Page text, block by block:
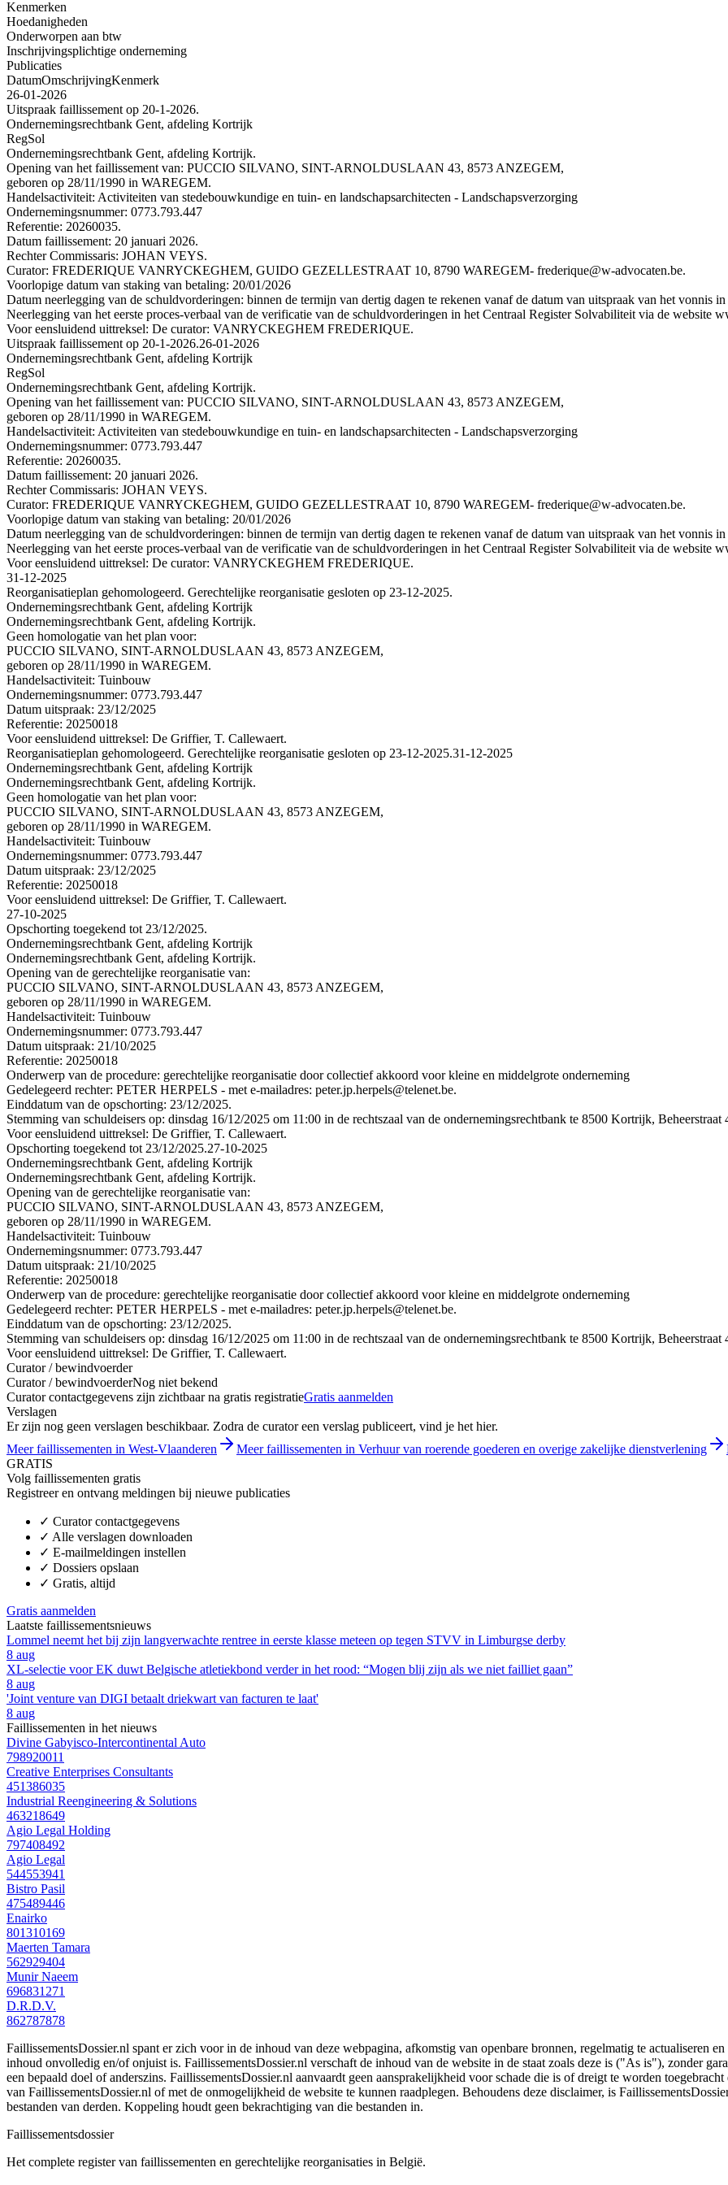
Kenmerken
Hoedanigheden
Onderworpen aan btw
Inschrijvingsplichtige onderneming
Publicaties
DatumOmschrijvingKenmerk
26-01-2026
Uitspraak faillissement op 20-1-2026.
Ondernemingsrechtbank Gent, afdeling Kortrijk
RegSol
Ondernemingsrechtbank Gent, afdeling Kortrijk.
Opening van het faillissement van: PUCCIO SILVANO, SINT-ARNOLDUSLAAN 43, 8573 ANZEGEM,
geboren op 28/11/1990 in WAREGEM.
Handelsactiviteit: Activiteiten van stedebouwkundige en tuin- en landschapsarchitecten - Landschapsverzorging
Ondernemingsnummer: 0773.793.447
Referentie: 20260035.
Datum faillissement: 20 januari 2026.
Rechter Commissaris: JOHAN VEYS.
Curator: FREDERIQUE VANRYCKEGHEM, GUIDO GEZELLESTRAAT 10, 8790 WAREGEM- frederique@w-advocaten.be.
Voorlopige datum van staking van betaling: 20/01/2026
Datum neerlegging van de schuldvorderingen: binnen de termijn van dertig dagen te rekenen vanaf de datum van uitspraak van het vonnis
Neerlegging van het eerste proces-verbaal van de verificatie van de schuldvorderingen in het Centraal Register Solvabiliteit via de website
Voor eensluidend uittreksel: De curator: VANRYCKEGHEM FREDERIQUE.
Uitspraak faillissement op 20-1-2026.26-01-2026
Ondernemingsrechtbank Gent, afdeling Kortrijk
RegSol
Ondernemingsrechtbank Gent, afdeling Kortrijk.
Opening van het faillissement van: PUCCIO SILVANO, SINT-ARNOLDUSLAAN 43, 8573 ANZEGEM,
geboren op 28/11/1990 in WAREGEM.
Handelsactiviteit: Activiteiten van stedebouwkundige en tuin- en landschapsarchitecten - Landschapsverzorging
Ondernemingsnummer: 0773.793.447
Referentie: 20260035.
Datum faillissement: 20 januari 2026.
Rechter Commissaris: JOHAN VEYS.
Curator: FREDERIQUE VANRYCKEGHEM, GUIDO GEZELLESTRAAT 10, 8790 WAREGEM- frederique@w-advocaten.be.
Voorlopige datum van staking van betaling: 20/01/2026
Datum neerlegging van de schuldvorderingen: binnen de termijn van dertig dagen te rekenen vanaf de datum van uitspraak van het vonnis
Neerlegging van het eerste proces-verbaal van de verificatie van de schuldvorderingen in het Centraal Register Solvabiliteit via de website
Voor eensluidend uittreksel: De curator: VANRYCKEGHEM FREDERIQUE.
31-12-2025
Reorganisatieplan gehomologeerd. Gerechtelijke reorganisatie gesloten op 23-12-2025.
Ondernemingsrechtbank Gent, afdeling Kortrijk
Ondernemingsrechtbank Gent, afdeling Kortrijk.
Geen homologatie van het plan voor:
PUCCIO SILVANO, SINT-ARNOLDUSLAAN 43, 8573 ANZEGEM,
geboren op 28/11/1990 in WAREGEM.
Handelsactiviteit: Tuinbouw
Ondernemingsnummer: 0773.793.447
Datum uitspraak: 23/12/2025
Referentie: 20250018
Voor eensluidend uittreksel: De Griffier, T. Callewaert.
Reorganisatieplan gehomologeerd. Gerechtelijke reorganisatie gesloten op 23-12-2025.31-12-2025
Ondernemingsrechtbank Gent, afdeling Kortrijk
Ondernemingsrechtbank Gent, afdeling Kortrijk.
Geen homologatie van het plan voor:
PUCCIO SILVANO, SINT-ARNOLDUSLAAN 43, 8573 ANZEGEM,
geboren op 28/11/1990 in WAREGEM.
Handelsactiviteit: Tuinbouw
Ondernemingsnummer: 0773.793.447
Datum uitspraak: 23/12/2025
Referentie: 20250018
Voor eensluidend uittreksel: De Griffier, T. Callewaert.
27-10-2025
Opschorting toegekend tot 23/12/2025.
Ondernemingsrechtbank Gent, afdeling Kortrijk
Ondernemingsrechtbank Gent, afdeling Kortrijk.
Opening van de gerechtelijke reorganisatie van:
PUCCIO SILVANO, SINT-ARNOLDUSLAAN 43, 8573 ANZEGEM,
geboren op 28/11/1990 in WAREGEM.
Handelsactiviteit: Tuinbouw
Ondernemingsnummer: 0773.793.447
Datum uitspraak: 21/10/2025
Referentie: 20250018
Onderwerp van de procedure: gerechtelijke reorganisatie door collectief akkoord voor kleine en middelgrote onderneming
Gedelegeerd rechter: PETER HERPELS - met e-mailadres: peter.jp.herpels@telenet.be.
Einddatum van de opschorting: 23/12/2025.
Stemming van schuldeisers op: dinsdag 16/12/2025 om 11:00 in de rechtszaal van de ondernemingsrechtbank te 8500 Kortrijk, Beheerstraat
Voor eensluidend uittreksel: De Griffier, T. Callewaert.
Opschorting toegekend tot 23/12/2025.27-10-2025
Ondernemingsrechtbank Gent, afdeling Kortrijk
Ondernemingsrechtbank Gent, afdeling Kortrijk.
Opening van de gerechtelijke reorganisatie van:
PUCCIO SILVANO, SINT-ARNOLDUSLAAN 43, 8573 ANZEGEM,
geboren op 28/11/1990 in WAREGEM.
Handelsactiviteit: Tuinbouw
Ondernemingsnummer: 0773.793.447
Datum uitspraak: 21/10/2025
Referentie: 20250018
Onderwerp van de procedure: gerechtelijke reorganisatie door collectief akkoord voor kleine en middelgrote onderneming
Gedelegeerd rechter: PETER HERPELS - met e-mailadres: peter.jp.herpels@telenet.be.
Einddatum van de opschorting: 23/12/2025.
Stemming van schuldeisers op: dinsdag 16/12/2025 om 11:00 in de rechtszaal van de ondernemingsrechtbank te 8500 Kortrijk, Beheerstraat
Voor eensluidend uittreksel: De Griffier, T. Callewaert.
Curator / bewindvoerder
Curator / bewindvoerderNog niet bekend
Curator contactgegevens zijn zichtbaar na gratis registratieGratis aanmelden
Verslagen
Er zijn nog geen verslagen beschikbaar. Zodra de curator een verslag publiceert, vind je het hier.
Meer faillissementen in West-Vlaanderen
Meer faillissementen in Verhuur van roerende goederen en overige zakelijke dienstverlening
GRATIS
Volg faillissementen gratis
Registreer en ontvang meldingen bij nieuwe publicaties
✓ Curator contactgegevens
✓ Alle verslagen downloaden
✓ E-mailmeldingen instellen
✓ Dossiers opslaan
✓ Gratis, altijd
Gratis aanmelden
Laatste faillissementsnieuws
Lommel neemt het bij zijn langverwachte rentree in eerste klasse meteen op tegen STVV in Limburgse derby
8 aug
XL-selectie voor EK duwt Belgische atletiekbond verder in het rood: “Mogen blij zijn als we niet failliet gaan”
8 aug
'Joint venture van DIGI betaalt driekwart van facturen te laat'
8 aug
Faillissementen in het nieuws
Divine Gabyisco-Intercontinental Auto
798920011
Creative Enterprises Consultants
451386035
Industrial Reengineering & Solutions
463218649
Agio Legal Holding
797408492
Agio Legal
544553941
Bistro Pasil
475489446
Enairko
801310169
Maerten Tamara
562929404
Munir Naeem
696831271
D.R.D.V.
862787878
FaillissementsDossier.nl spant er zich voor in de inhoud van deze webpagina, afkomstig van openbare bronnen, regelmatig te actualiseren
inhoud onvolledig en/of onjuist is. FaillissementsDossier.nl verschaft de inhoud van de website in de staat zoals deze is ("As is"), zonder
een bepaald doel of anderszins. FaillissementsDossier.nl aanvaardt geen aansprakelijkheid voor schade die is of dreigt te worden
van FaillissementsDossier.nl of met de onmogelijkheid de website te kunnen raadplegen. Behoudens deze disclaimer, is
bestanden van derden. Koppeling houdt geen bekrachtiging van die bestanden in.
Faillissementsdossier
Het complete register van faillissementen en gerechtelijke reorganisaties in België.